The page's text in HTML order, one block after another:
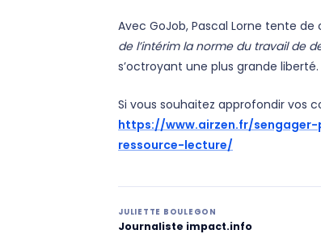
Avec GoJob, Pascal Lorne tente
de l’intérim la norme du travail de
s’octroyant une plus grande liberté.
Si vous souhaitez approfondir vos
https://www.airzen.fr/
ressource-lecture/
JULIETTE BOULEGON
Journaliste impact.info